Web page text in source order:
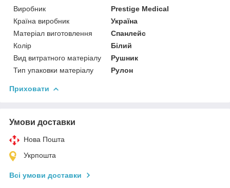
Виробник
Prestige Medical
Країна виробник
Україна
Матеріал виготовлення
Спанлейс
Колір
Білий
Вид витратного матеріалу
Рушник
Тип упаковки матеріалу
Рулон
Приховати
Умови доставки
Нова Пошта
Укрпошта
Всі умови доставки